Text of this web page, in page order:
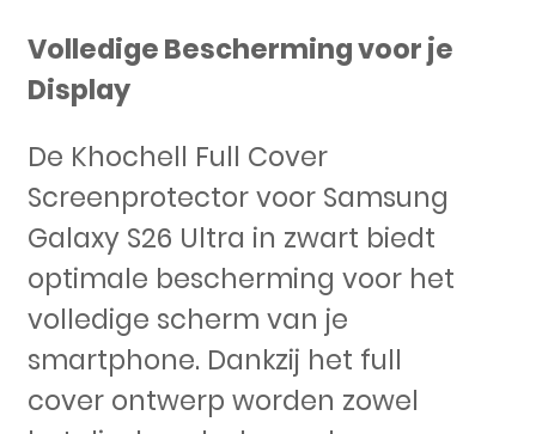
Volledige Bescherming voor je
Display
De Khochell Full Cover
Screenprotector voor Samsung
Galaxy S26 Ultra in zwart biedt
optimale bescherming voor het
volledige scherm van je
smartphone. Dankzij het full
cover ontwerp worden zowel